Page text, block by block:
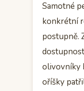
Samotné
konkrétní
postupně.
olivovníky
oříšky